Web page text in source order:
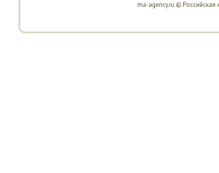
ma-agency.ru ©